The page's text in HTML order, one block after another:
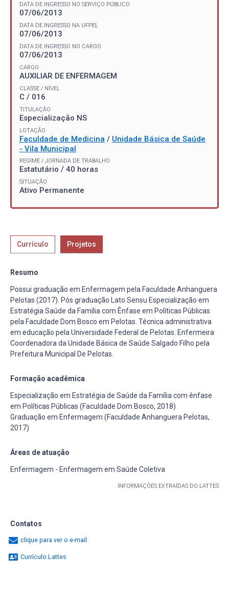
DATA DE INGRESSO NO SERVIÇO PÚBLICO
07/06/2013
DATA DE INGRESSO NA UFPEL
07/06/2013
DATA DE INGRESSO NO CARGO
07/06/2013
CARGO
AUXILIAR DE ENFERMAGEM
CLASSE / NÍVEL
C / 016
TITULAÇÃO
Especialização NS
LOTAÇÃO
Faculdade de Medicina / Unidade Básica de Saúde
- Vila Municipal
REGIME / JORNADA DE TRABALHO
Estatutário / 40 horas
SITUAÇÃO
Ativo Permanente
Currículo Projetos
Resumo
Possui graduação em Enfermagem pela Faculdade Anhanguera
Pelotas (2017). Pós graduação Lato Sensu Especialização em
Estratégia Saúde da Família com Ênfase em Políticas Públicas
pela Faculdade Dom Bosco em Pelotas. Técnica administrativa
em educação pela Universidade Federal de Pelotas. Enfermeira
Coordenadora da Unidade Básica de Saúde Salgado Filho pela
Prefeitura Municipal De Pelotas.
Formação acadêmica
Especialização em Estratégia de Saúde da Família com ênfase
em Políticas Públicas (Faculdade Dom Bosco, 2018)
Graduação em Enfermagem (Faculdade Anhanguera Pelotas,
2017)
Áreas de atuação
Enfermagem - Enfermagem em Saúde Coletiva
INFORMAÇÕES EXTRAÍDAS DO LATTES
Contatos
clique para ver o e-mail
Currículo Lattes